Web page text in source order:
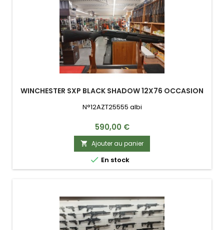
WINCHESTER SXP BLACK SHADOW 12X76 OCCASION
N°12AZT25555 albi
Prix
590,00 €
 Ajouter au panier
 En stock